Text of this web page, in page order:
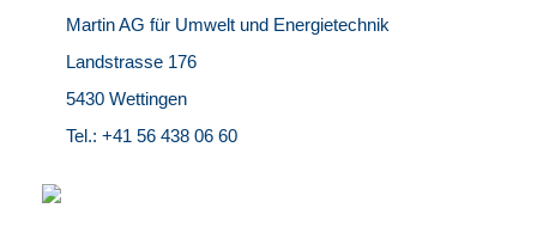
Martin AG für Umwelt und Energietechnik
Landstrasse 176
5430 Wettingen
Tel.: +41 56 438 06 60